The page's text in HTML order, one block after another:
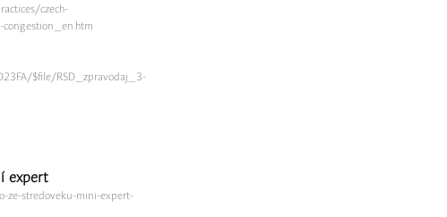
czech-
$file/RSD_zpravodaj_3-
expert
ze-stredoveku-mini-expert-